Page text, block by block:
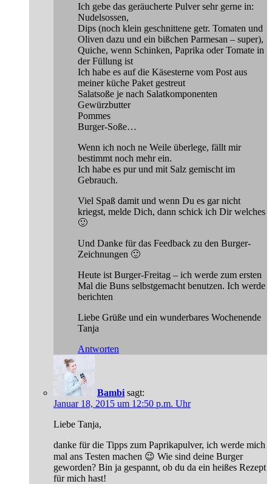
Ich gebe das geräucherte Pulver sehr gerne in:
Nudelsossen,
Dips (noch klein geschnittene getr. Tomaten und
Oliven dazu und ein bißchen Parmesan – super),
Quiche, wenn Schinken, Paprika oder Tomate in
der Füllung ist
Ich habe es auf die Käsesterne vom Post aus
meiner küche Paket gestreut
Salatsoße je nach Salatkomponenten
Gewürzbutter
Pommes
Burger-Soße…
Wenn ich noch ne Weile überlege, fällt mir
bestimmt noch mehr ein.
Ich habe es pur und mit Salz gemischt im
Gebrauch.
Viel Spaß damit und wenn Du es gar nicht
kriegst, melde Dich, dann schick ich Dir welches
🙂
Und Danke für das Feedback zu den Burger-
Zeichnungen 🙂
Heute ist Burger-Freitag – ich werde zum ersten
Mal die Buns selbstgemacht benutzen. Ich werde
berichten
Liebe Grüße und ein wunderbares Wochenende
Tanja
Antworten
Bambi sagt:
Januar 18, 2015 um 12:50 p.m. Uhr
Liebe Tanja,
danke für die Tipps zum Paprikapulver, ich werde mich
mal ans Testen machen 😉 Wie sind deine Burger
geworden? Bin ja gespannt, ob du da ein heißes Rezept
für mich hast!